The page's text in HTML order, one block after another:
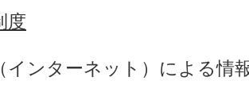
度
インターネット）による情